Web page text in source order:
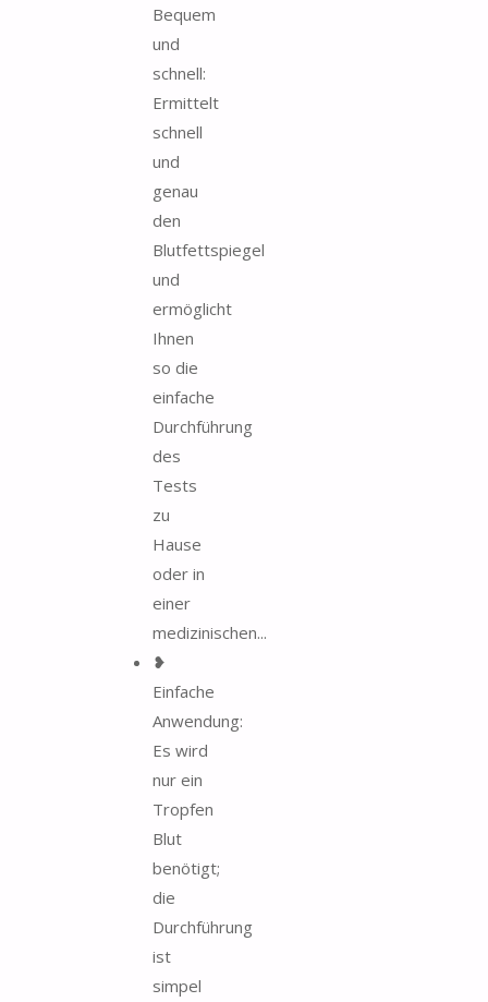
Bequem
und
schnell:
Ermittelt
schnell
und
genau
den
Blutfettspiegel
und
ermöglicht
Ihnen
so die
einfache
Durchführung
des
Tests
zu
Hause
oder in
einer
medizinischen...
❥
Einfache
Anwendung:
Es wird
nur ein
Tropfen
Blut
benötigt;
die
Durchführung
ist
simpel